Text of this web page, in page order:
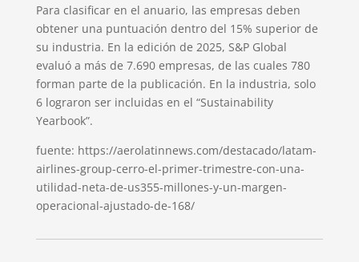
Para clasificar en el anuario, las empresas deben
obtener una puntuación dentro del 15% superior de
su industria. En la edición de 2025, S&P Global
evaluó a más de 7.690 empresas, de las cuales 780
forman parte de la publicación. En la industria, solo
6 lograron ser incluidas en el “Sustainability
Yearbook”.
fuente: https://aerolatinnews.com/destacado/latam-
airlines-group-cerro-el-primer-trimestre-con-una-
utilidad-neta-de-us355-millones-y-un-margen-
operacional-ajustado-de-168/